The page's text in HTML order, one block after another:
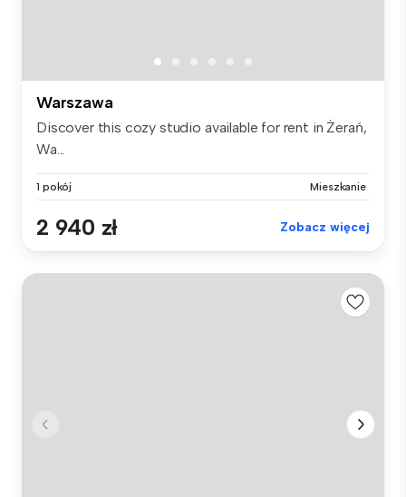
Warszawa
Discover this cozy studio available for rent in Żerań,
Wa...
1 pokój Mieszkanie
2 940 zł Zobacz więcej